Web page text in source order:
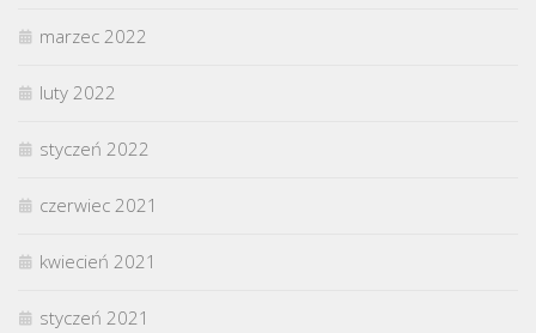
marzec 2022
luty 2022
styczeń 2022
czerwiec 2021
kwiecień 2021
styczeń 2021